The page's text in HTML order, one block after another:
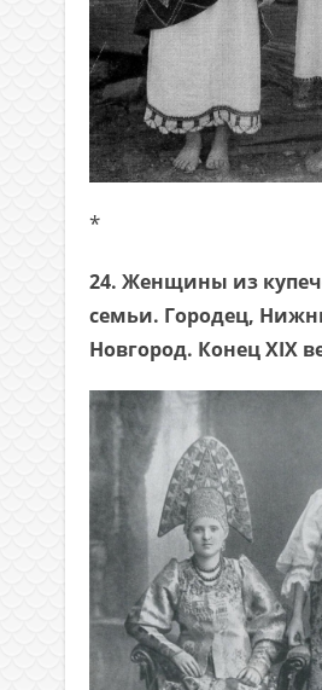
*
24. Женщины из
семьи. Городец,
Новгород. Конец XIX